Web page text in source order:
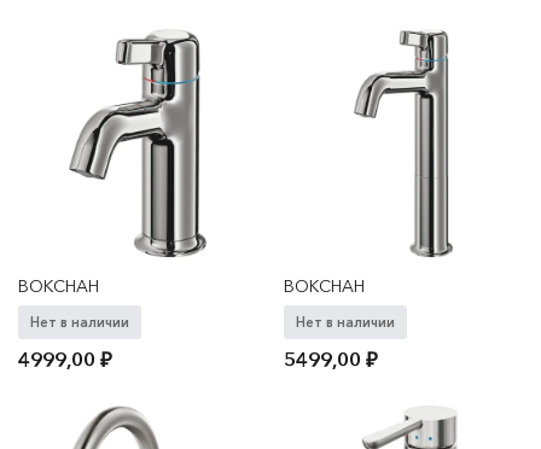
ВОКСНАН
Нет в наличии
4999,00₽
ВОКСНАН
Нет в наличии
5499,00₽